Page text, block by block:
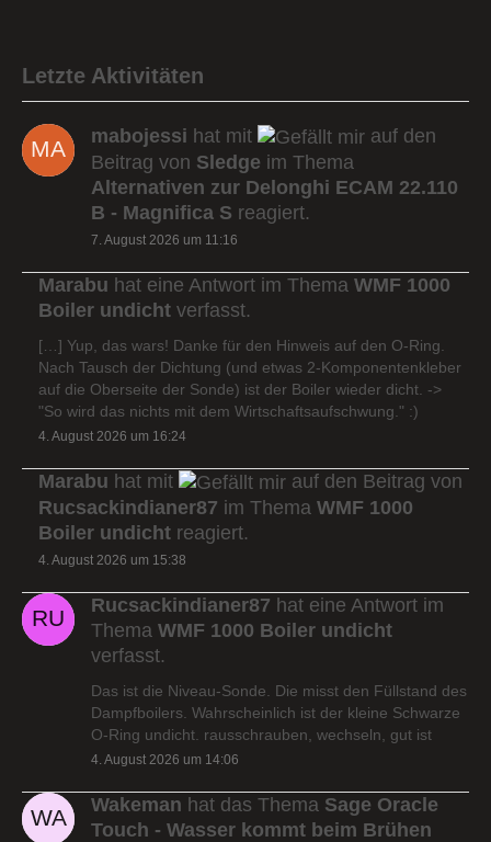
Letzte Aktivitäten
mabojessi hat mit
auf den
Beitrag von Sledge im Thema
Alternativen zur Delonghi ECAM 22.110
B - Magnifica S reagiert.
7. August 2026 um 11:16
Marabu hat eine Antwort im Thema WMF 1000
Boiler undicht verfasst.
[…] Yup, das wars! Danke für den Hinweis auf den O-Ring.
Nach Tausch der Dichtung (und etwas 2-Komponentenkleber
auf die Oberseite der Sonde) ist der Boiler wieder dicht. ->
"So wird das nichts mit dem Wirtschaftsaufschwung." :)
4. August 2026 um 16:24
Marabu hat mit
auf den Beitrag von
Rucsackindianer87 im Thema WMF 1000
Boiler undicht reagiert.
4. August 2026 um 15:38
Rucsackindianer87 hat eine Antwort im
Thema WMF 1000 Boiler undicht
verfasst.
Das ist die Niveau-Sonde. Die misst den Füllstand des
Dampfboilers. Wahrscheinlich ist der kleine Schwarze
O-Ring undicht. rausschrauben, wechseln, gut ist
4. August 2026 um 14:06
Wakeman hat das Thema Sage Oracle
Touch - Wasser kommt beim Brühen